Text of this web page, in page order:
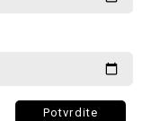
Potvrdite